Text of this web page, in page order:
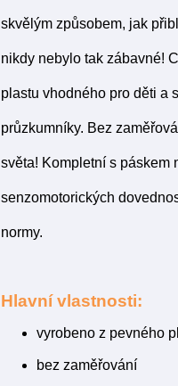
skvělým způsobem, jak
nikdy nebylo tak zábavné!
plastu vhodného pro děti a
průzkumníky. Bez
světa! Kompletní s páskem
senzomotorických
normy.
Hlavní vlastnosti:
vyrobeno z pevného
bez zaměřování